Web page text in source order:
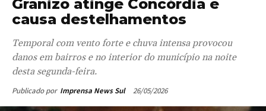
danos em bairros e no interior do município na noite
desta segunda-feira.
Publicado por Imprensa News Sul 26/05/2026